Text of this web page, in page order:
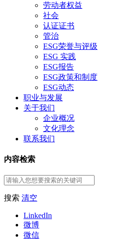
劳动者权益
社会
认证证书
管治
ESG荣誉与评级
ESG 实践
ESG报告
ESG政策和制度
ESG动态
职业与发展
关于我们
企业概况
文化理念
联系我们
内容检索
搜索 清空
LinkedIn
微博
微信